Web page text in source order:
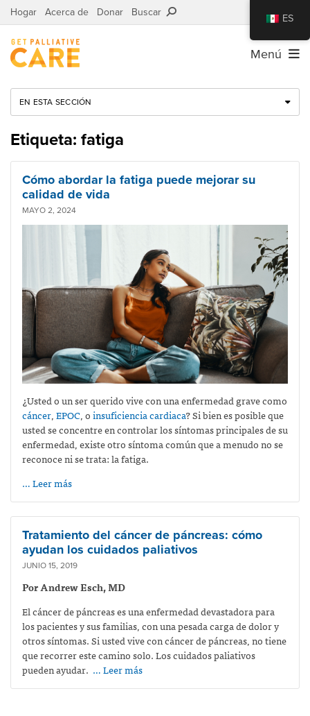
Hogar Acerca de Donar Buscar
Menú
EN ESTA SECCIÓN
Etiqueta: fatiga
Cómo abordar la fatiga puede mejorar su
calidad de vida
MAYO 2, 2024
¿Usted o un ser querido vive con una enfermedad grave como
cáncer,EPOC, oinsuficiencia cardiaca? Si bien es posible que
usted se concentre en controlar los síntomas principales de su
enfermedad, existe otro síntoma común que a menudo no se
reconoce ni se trata: la fatiga.
… Leer más
Tratamiento del cáncer de páncreas: cómo
ayudan los cuidados paliativos
JUNIO 15, 2019
Por Andrew Esch, MD
El cáncer de páncreas es una enfermedad devastadora para
los pacientes y sus familias, con una pesada carga de dolor y
otros síntomas. Si usted vive con cáncer de páncreas, no tiene
que recorrer este camino solo. Los cuidados paliativos
pueden ayudar. … Leer más
ES